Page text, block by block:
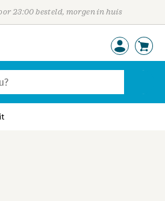
23:00 besteld, morgen in huis